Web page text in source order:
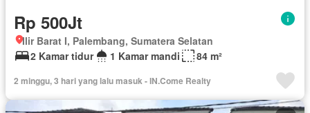
Rp 500Jt
Ilir Barat I, Palembang, Sumatera Selatan
2 Kamar tidur
1 Kamar mandi 84 m²
2 minggu, 3 hari yang lalu masuk - IN.Come Realty